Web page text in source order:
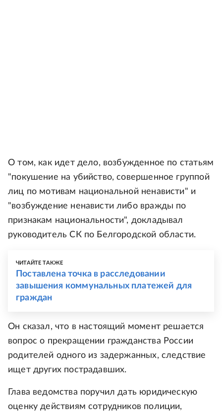
О том, как идет дело, возбужденное по статьям
"покушение на убийство, совершенное группой
лиц по мотивам национальной ненависти" и
"возбуждение ненависти либо вражды по
признакам национальности", докладывал
руководитель СК по Белгородской области.
ЧИТАЙТЕ ТАКЖЕ
Поставлена точка в расследовании
завышения коммунальных платежей для
граждан
Он сказал, что в настоящий момент решается
вопрос о прекращении гражданства России
родителей одного из задержанных, следствие
ищет других пострадавших.
Глава ведомства поручил дать юридическую
оценку действиям сотрудников полиции,